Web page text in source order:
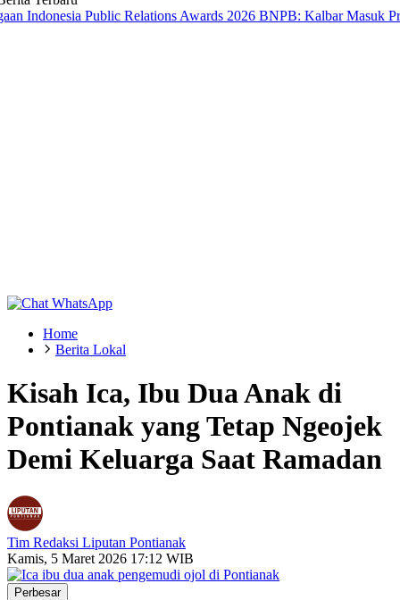
Public Relations Awards 2026 BNPB: Kalbar Masuk Prioritas
Home
Berita Lokal
Kisah Ica, Ibu Dua Anak di
Pontianak yang Tetap Ngeojek
Demi Keluarga Saat Ramadan
Tim Redaksi Liputan Pontianak
Kamis, 5 Maret 2026 17:12 WIB
Perbesar